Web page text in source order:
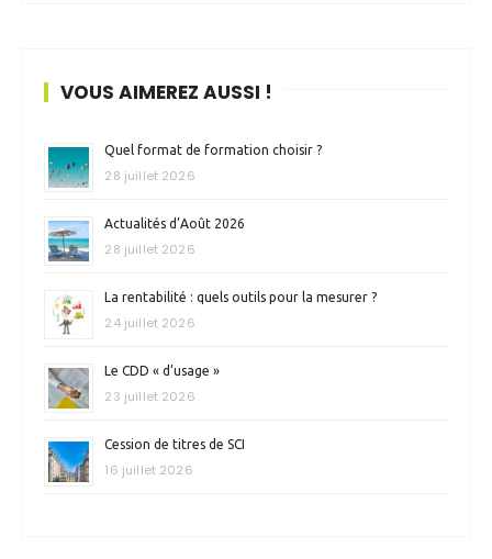
VOUS AIMEREZ AUSSI !
Quel format de formation choisir ?
28 juillet 2026
Actualités d’Août 2026
28 juillet 2026
La rentabilité : quels outils pour la mesurer ?
24 juillet 2026
Le CDD « d’usage »
23 juillet 2026
Cession de titres de SCI
16 juillet 2026